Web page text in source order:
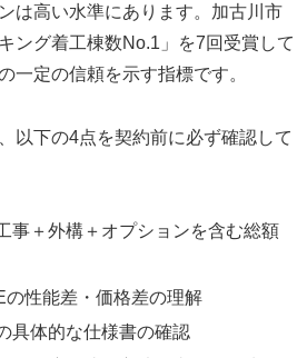
は高い水準にあります。加古川市
ング着工棟数No.1」を7回受賞して
一定の信頼を示す指標です。
以下の4点を契約前に必ず確認して
事＋外構＋オプションを含む総額
の性能差・価格差の理解
具体的な仕様書の確認